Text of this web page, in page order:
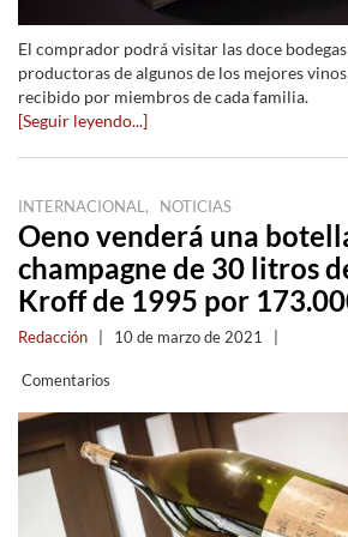
El comprador podrá visitar las doce
productoras de algunos de los mejores
recibido por miembros de cada familia.
[Seguir leyendo...]
INTERNACIONAL , NOTICIAS
Oeno venderá una
champagne de 30 litros
Kroff de 1995 por
Redacción 10 de marzo de 2021
Comentarios